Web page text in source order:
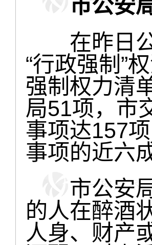
市公安
在昨日公
“行政强制”
强制权力清
局51项，市
事项达157
事项的近六
市公安局
的人在醉酒
人身、财产